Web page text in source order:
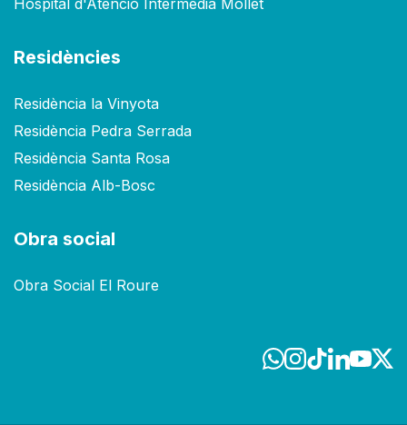
Residències
Residència la Vinyota
Residència Pedra Serrada
Residència Santa Rosa
Residència Alb-Bosc
Obra social
Obra Social El Roure